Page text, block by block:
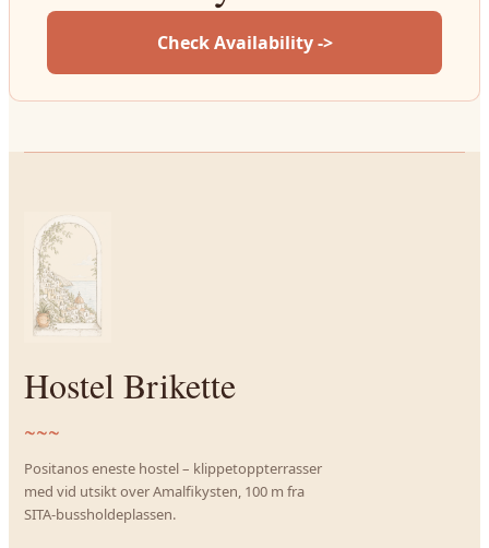
Check Availability ->
Hostel Brikette
~~~
Positanos eneste hostel – klippetoppterrasser
med vid utsikt over Amalfikysten, 100 m fra
SITA-bussholdeplassen.